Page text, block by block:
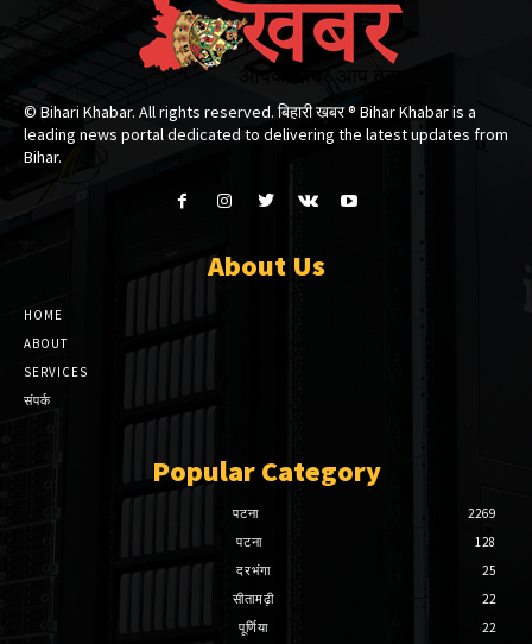
© Bihari Khabar. All rights reserved. बिहारी खबर ®​ Bihar Khabar is a
leading news portal dedicated to delivering the latest updates from
Bihar.
About Us
HOME
ABOUT
SERVICES
संपर्क
Popular Category
पटना
2269
पटना
128
दरभंगा
25
सीतामढ़ी
22
पूर्णिया
22